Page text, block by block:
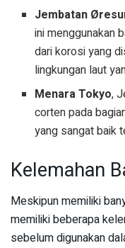
Jembatan
ini menggunakan
dari korosi yang
lingkungan laut
Menara Tokyo,
corten pada
yang sangat baik
Kelemahan
Meskipun memiliki
memiliki beberapa
sebelum digunakan